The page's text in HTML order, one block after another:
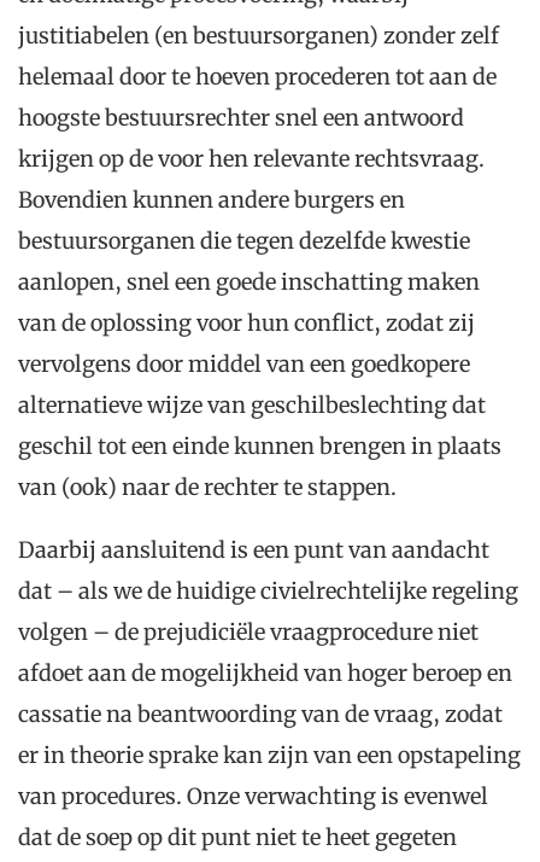
justitiabelen (en bestuursorganen) zonder zelf
helemaal door te hoeven procederen tot aan de
hoogste bestuursrechter snel een antwoord
krijgen op de voor hen relevante rechtsvraag.
Bovendien kunnen andere burgers en
bestuursorganen die tegen dezelfde kwestie
aanlopen, snel een goede inschatting maken
van de oplossing voor hun conflict, zodat zij
vervolgens door middel van een goedkopere
alternatieve wijze van geschilbeslechting dat
geschil tot een einde kunnen brengen in plaats
van (ook) naar de rechter te stappen.
Daarbij aansluitend is een punt van aandacht
dat – als we de huidige civielrechtelijke regeling
volgen – de prejudiciële vraagprocedure niet
afdoet aan de mogelijkheid van hoger beroep en
cassatie na beantwoording van de vraag, zodat
er in theorie sprake kan zijn van een opstapeling
van procedures. Onze verwachting is evenwel
dat de soep op dit punt niet te heet gegeten